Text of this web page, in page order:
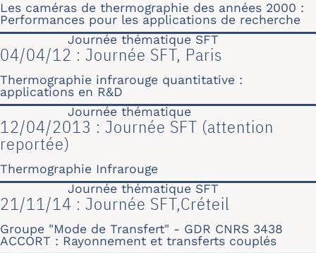
Les caméras de thermographie des années 2000 :
Performances pour les applications de recherche
Journée thématique SFT
04/04/12 : Journée SFT, Paris
Thermographie infrarouge quantitative :
applications en R&D
Journée thématique
12/04/2013 : Journée SFT (attention
reportée)
Thermographie Infrarouge
Journée thématique SFT
21/11/14 : Journée SFT,Créteil
Groupe "Mode de Transfert" - GDR CNRS 3438
ACCORT : Rayonnement et transferts couplés